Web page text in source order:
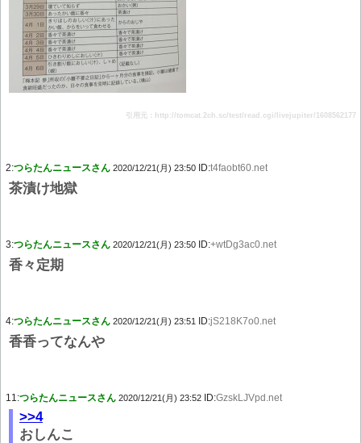
引用元：http://tomcat.2ch.sc/test/read.cgi/livejupiter/1608562177
2:つらたんニュースさん 2020/12/21(月) 23:50 ID:t4faobt60.net
茶漬け地獄
3:つらたんニュースさん 2020/12/21(月) 23:50 ID:+wtDg3ac0.net
香々定期
4:つらたんニュースさん 2020/12/21(月) 23:51 ID:jS218K7o0.net
香香ってなんや
11:つらたんニュースさん 2020/12/21(月) 23:52 ID:GzskLJVpd.net
>>4
おしんこ